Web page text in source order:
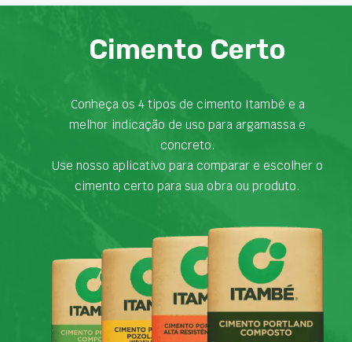
Cimento Certo
Conheça os 4 tipos de cimento Itambé e a
melhor indicação de uso para argamassa e
concreto.
Use nosso aplicativo para comparar e escolher o
cimento certo para sua obra ou produto.